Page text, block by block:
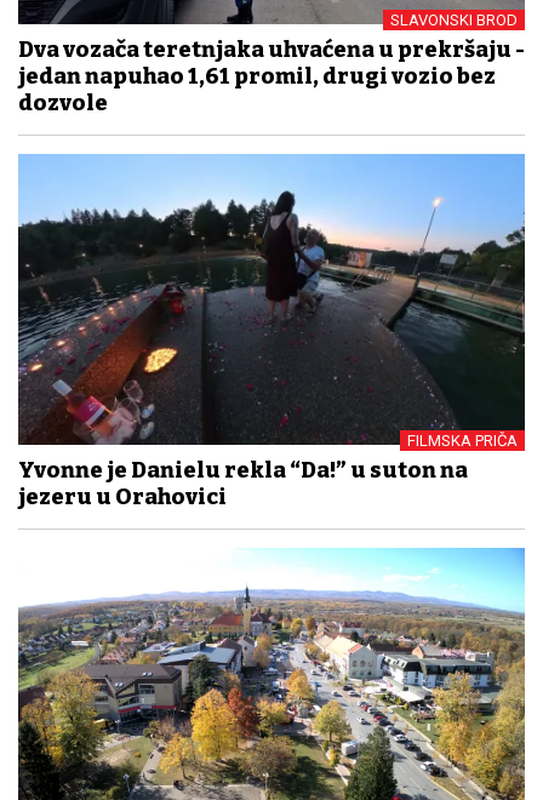
SLAVONSKI BROD
Dva vozača teretnjaka uhvaćena u prekršaju -
jedan napuhao 1,61 promil, drugi vozio bez
dozvole
FILMSKA PRIČA
Yvonne je Danielu rekla “Da!” u suton na
jezeru u Orahovici